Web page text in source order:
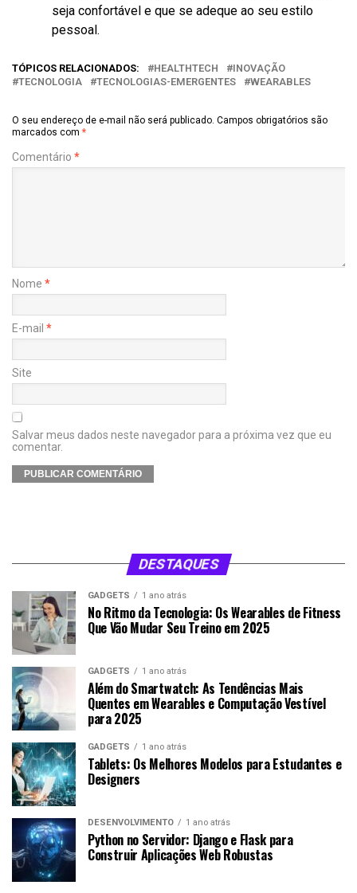
seja confortável e que se adeque ao seu estilo
pessoal.
TÓPICOS RELACIONADOS: HEALTHTECH
INOVAÇÃO
TECNOLOGIA
TECNOLOGIAS-EMERGENTES WEARABLES
O seu endereço de e-mail não será publicado. Campos obrigatórios são
marcados com *
Comentário *
Nome *
E-mail *
Site
Salvar meus dados neste navegador para a próxima vez que eu
comentar.
DESTAQUES
GADGETS 1 ano atrás
No Ritmo da Tecnologia: Os Wearables de Fitness
Que Vão Mudar Seu Treino em 2025
GADGETS 1 ano atrás
Além do Smartwatch: As Tendências Mais
Quentes em Wearables e Computação Vestível
para 2025
GADGETS 1 ano atrás
Tablets: Os Melhores Modelos para Estudantes e
Designers
DESENVOLVIMENTO 1 ano atrás
Python no Servidor: Django e Flask para
Construir Aplicações Web Robustas